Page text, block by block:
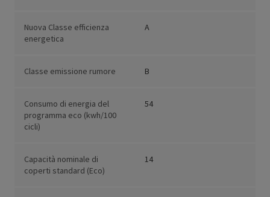
Nuova Classe efficienza
energetica
A
Classe emissione rumore B
Consumo di energia del
programma eco (kwh/100
cicli)
54
Capacità nominale di
coperti standard (Eco)
14